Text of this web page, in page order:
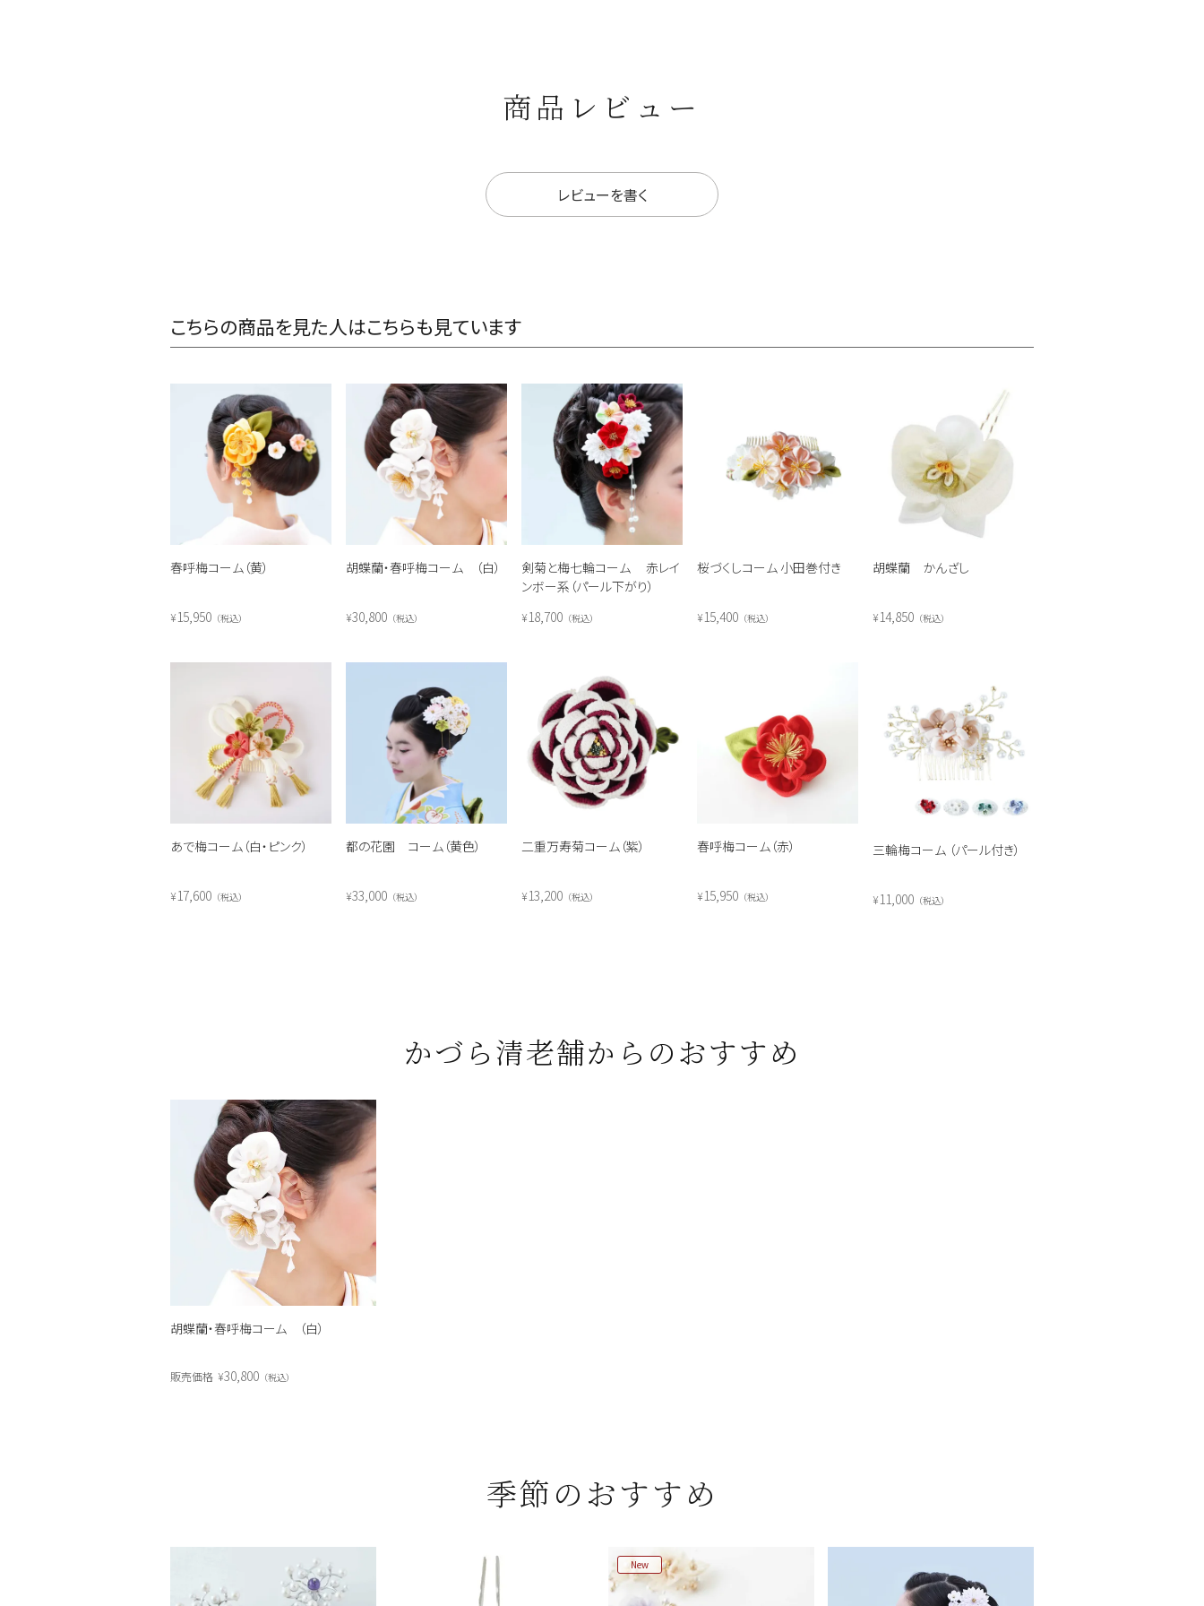
商品レビュー
レビューを書く
こちらの商品を見た人はこちらも見ています
春呼梅コーム（黄）
¥15,950 税込
胡蝶蘭・春呼梅コーム （白）
¥30,800 税込
剣菊と梅七輪コーム 赤レイ
ンボー系（パール下がり）
¥18,700 税込
桜づくしコーム 小田巻付き
¥15,400 税込
胡蝶蘭 かんざし
¥14,850 税込
あで梅コーム（白・ピンク）
¥17,600 税込
都の花園 コーム（黄色）
¥33,000 税込
二重万寿菊コーム（紫）
¥13,200 税込
春呼梅コーム（赤）
¥15,950 税込
三輪梅コーム （パール付き）
¥11,000 税込
かづら清老舗からのおすすめ
胡蝶蘭・春呼梅コーム （白）
販売価格 ¥30,800 税込
季節のおすすめ
New